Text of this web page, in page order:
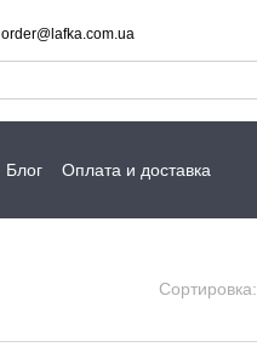
order@lafka.com.ua
Блог
Оплата и доставка
Сортировка: